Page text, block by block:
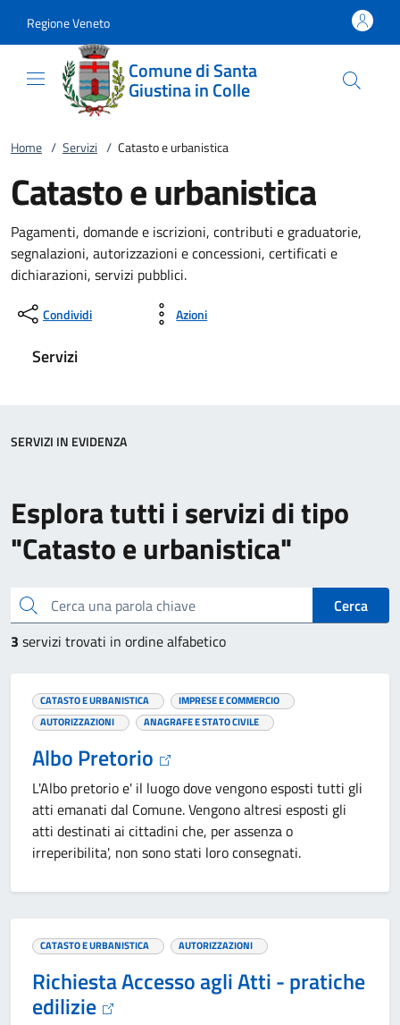
Regione Veneto
Comune di Santa
Giustina in Colle
Home / Servizi / Catasto e urbanistica
Catasto e urbanistica
Pagamenti, domande e iscrizioni, contributi e graduatorie,
segnalazioni, autorizzazioni e concessioni, certificati e
dichiarazioni, servizi pubblici.
Condividi Azioni
Servizi
Esplora tutti i servizi di tipo
"Catasto e urbanistica"
Cerca una parola chiave
Cerca
3 servizi trovati in ordine alfabetico
CATASTO E URBANISTICA
IMPRESE E COMMERCIO
AUTORIZZAZIONI
ANAGRAFE E STATO CIVILE
Albo Pretorio
L'Albo pretorio e' il luogo dove vengono esposti tutti gli
atti emanati dal Comune. Vengono altresi esposti gli
atti destinati ai cittadini che, per assenza o
irreperibilita', non sono stati loro consegnati.
CATASTO E URBANISTICA AUTORIZZAZIONI
Richiesta Accesso agli Atti - pratiche
edilizie
SERVIZI IN EVIDENZA